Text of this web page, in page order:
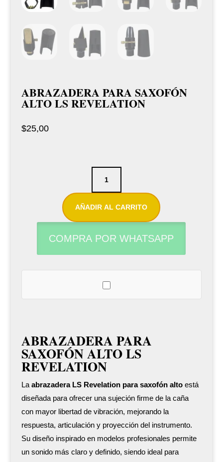
ABRAZADERA PARA SAXOFÓN
ALTO LS REVELATION
$25,00
Revelation
cantidad
AÑADIR AL CARRITO
COMPRA POR WHATSAPP
ABRAZADERA PARA
SAXOFÓN ALTO LS
REVELATION
La abrazadera LS Revelation para saxofón altoestá
diseñada para ofrecer una sujeción firme de la caña
con mayor libertad de vibración, mejorando la
respuesta, articulación y proyección del instrumento.
Su diseño inspirado en modelos profesionales permite
un sonido más claro y definido, siendo ideal para